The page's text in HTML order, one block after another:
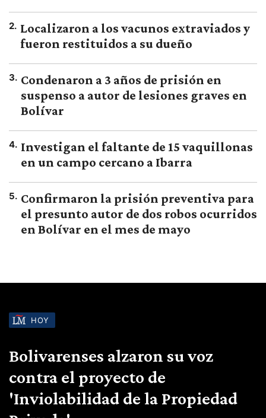
2. Localizaron a los vacunos extraviados y
fueron restituidos a su dueño
3. Condenaron a 3 años de prisión en
suspenso a autor de lesiones graves en
Bolívar
4. Investigan el faltante de 15 vaquillonas
en un campo cercano a Ibarra
5. Confirmaron la prisión preventiva para
el presunto autor de dos robos ocurridos
en Bolívar en el mes de mayo
HOY
Bolivarenses alzaron su voz
contra el proyecto de
'Inviolabilidad de la Propiedad